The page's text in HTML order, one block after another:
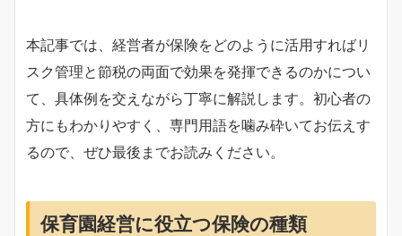
本記事では、経営者が保険をどのように活用すればリ
スク管理と節税の両面で効果を発揮できるのかについ
て、具体例を交えながら丁寧に解説します。初心者の
方にもわかりやすく、専門用語を噛み砕いてお伝えす
るので、ぜひ最後までお読みください。
保育園経営に役立つ保険の種類